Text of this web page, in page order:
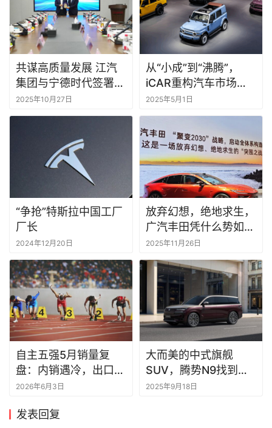
共谋高质量发展 江汽
集团与宁德时代签署深
化长期战略合作协议
2025年10月27日
从“小成”到“沸腾”，
iCAR重构汽车市场新
逻辑
2025年5月1日
“争抢”特斯拉中国工厂
厂长
2024年12月20日
放弃幻想，绝地求生，
广汽丰田凭什么势如破
竹？
2025年11月26日
自主五强5月销量复
盘：内销遇冷，出口救
命丨一句话点评
2026年6月3日
大而美的中式旗舰
SUV，腾势N9找到感
觉了
2025年9月18日
发表回复